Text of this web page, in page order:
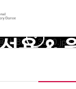
용 &